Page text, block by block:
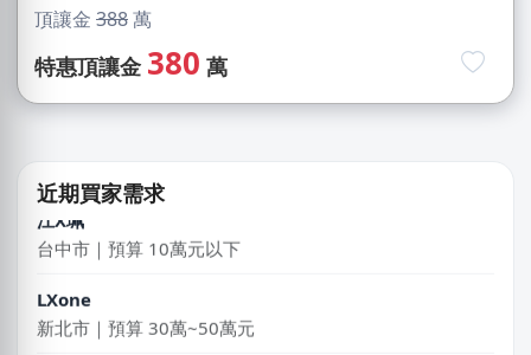
頂讓金 388萬
特惠頂讓金 380 萬
近期買家需求
NXniLin
嘉義市｜預算 100萬元以上
江X珮
台中市｜預算 10萬元以下
LXone
新北市｜預算 30萬~50萬元